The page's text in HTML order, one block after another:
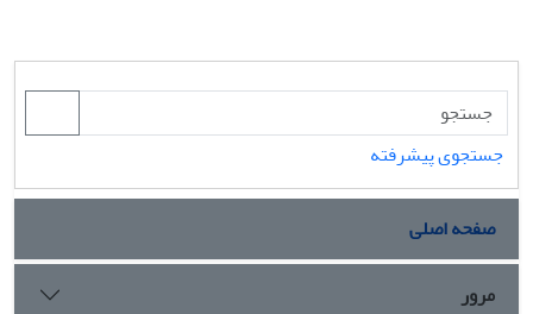
جستجوی پیشرفته
صفحه اصلی
مرور